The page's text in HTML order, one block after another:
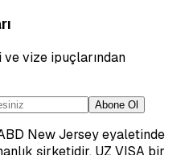
vize ipuçlarından
Abone Ol
New Jersey eyaletinde
şirketidir. UZ VISA bir